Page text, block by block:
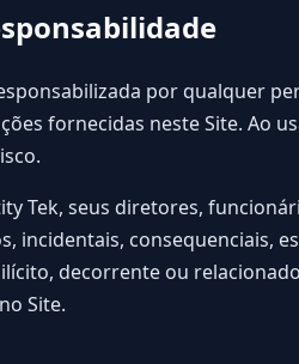
por qualquer
fornecidas neste Site. Ao
Tek, seus diretores,
incidentais, consequenciais,
decorrente ou
Site.